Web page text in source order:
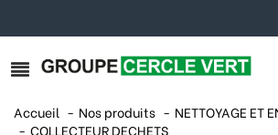
Accueil Nos produits
NETTOYAGE ET
COLLECTEUR DECHETS